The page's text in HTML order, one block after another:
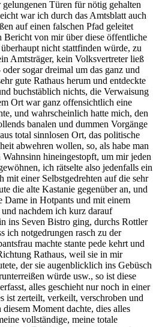
Türen für nötig gehalten
war ich durch das Amtsblatt auch
auf einen falschen Pfad geleitet
Bericht von mir über diese öffentliche
nicht stattfinden würde, zu
Amtsträger, kein Volksvertreter ließ
sogar dreimal um das ganz und
gute Rathaus herum und entdeckte
buchstäblich nichts, die Verwaisung
Ort war ganz offensichtlich eine
und wahrscheinlich hatte mich, den
banalen und dummen Vorgänge
total sinnlosen Ort, das politische
abwehren wollen, so, als habe man
hineingestopft, um mir jeden
ich rätselte also jedenfalls ein
mit einer Selbstgedrehten auf die sehr
die alte Kastanie gegenüber an, und
Dame in Hotpants und mit einem
nachdem ich kurz darauf
ins Seven Bistro ging, durchs Rottler
ich notgedrungen rasch zu der
machte stante pede kehrt und
Rathaus, weil sie in mir
der sie augenblicklich ins Gebüsch
würde usw., so ist diese
alles geschieht nur noch in einer
ist zerteilt, verkeilt, verschroben und
Moment dachte, dies alles
vollständige, meine totale